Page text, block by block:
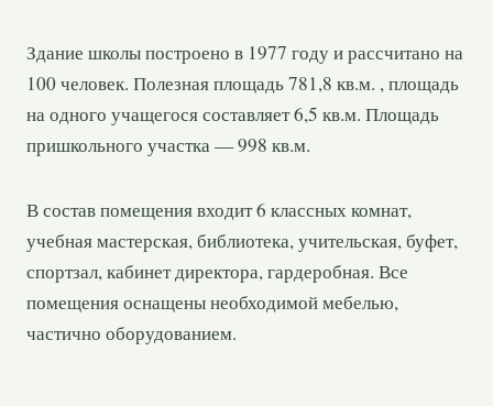
Здание школы построено в 1977 году и рассчитано на
100 человек. Полезная площадь 781,8 кв.м. , площадь
на одного учащегося составляет 6,5 кв.м. Площадь
пришкольного участка — 998 кв.м.
В состав помещения входит 6 классных комнат,
учебная мастерская, библиотека, учительская, буфет,
спортзал, кабинет директора, гардеробная. Все
помещения оснащены необходимой мебелью,
частично оборудованием.